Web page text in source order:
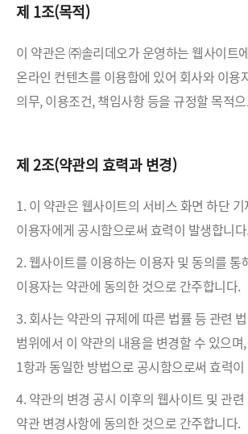
제 1조(목적)
이 약관은 ㈜솔리데오가 운영하는 웹사이트
온라인 컨텐츠를 이용함에 있어 회사와 이용
의무, 이용조건, 책임사항 등을 규정할 목적
제 2조(약관의 효력과 변경)
1. 이 약관은 웹사이트의 서비스 화면 하단 기
이용자에게 공시함으로써 효력이 발생합니다.
2. 웹사이트를 이용하는 이용자 및 동의를 통
이용자는 약관에 동의한 것으로 간주합니다.
3. 회사는 약관의 규제에 따른 법률 등 관련
범위에서 이 약관의 내용을 변경할 수 있으며
1항과 동일한 방법으로 공시함으로써 효력
4. 약관의 변경 공시 이후의 웹사이트 및 관
약관 변경사항에 동의한 것으로 간주합니다.